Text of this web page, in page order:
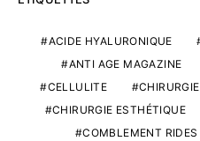
ACIDE HYALURONIQUE
ANTI AGE MAGAZINE
CELLULITE
CHIRURGIE
CHIRURGIE ESTHÉTIQUE
COMBLEMENT RIDES